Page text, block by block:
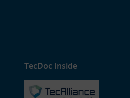
TecDoc Inside